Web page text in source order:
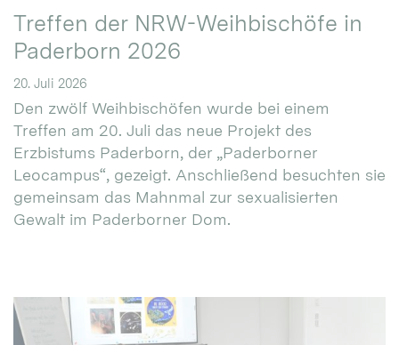
Treffen der NRW-Weihbischöfe in
Paderborn 2026
20. Juli 2026
Den zwölf Weihbischöfen wurde bei einem
Treffen am 20. Juli das neue Projekt des
Erzbistums Paderborn, der „Paderborner
Leocampus“, gezeigt. Anschließend besuchten sie
gemeinsam das Mahnmal zur sexualisierten
Gewalt im Paderborner Dom.